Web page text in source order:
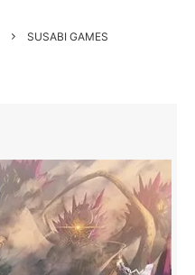
SUSABI GAMES